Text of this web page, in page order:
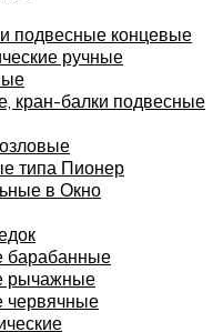
подвесные концевые
ручные
кран-балки подвесные
типа Пионер
в Окно
барабанные
рычажные
червячные